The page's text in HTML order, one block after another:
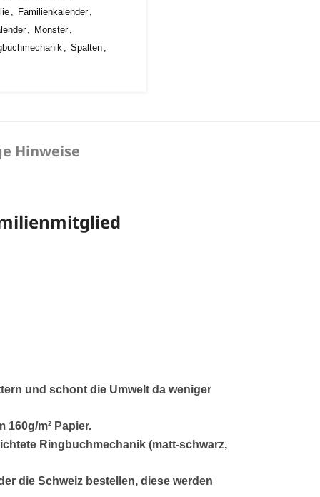
Familienkalender
Monster
Spalten
Hinweise
und schont die Umwelt da weniger
160g/m²Papier.
Ringbuchmechanik(matt-schwarz,
die Schweiz bestellen, diese werden